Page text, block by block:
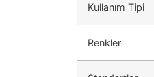
Kullanım Tipi
Renkler